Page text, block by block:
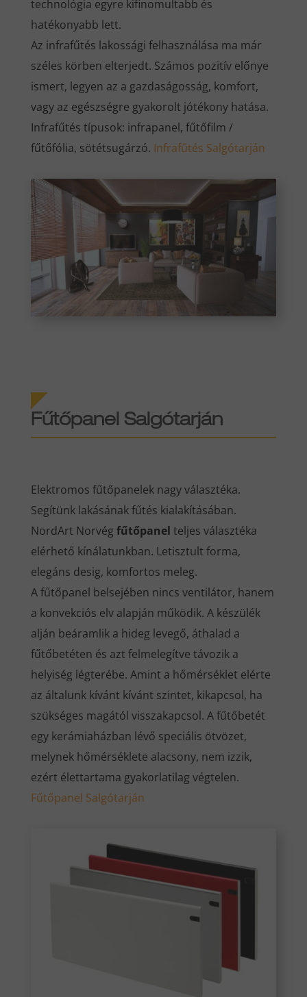
technológia egyre kifinomultabb és
hatékonyabb lett.
Az infrafűtés lakossági felhasználása ma már
széles körben elterjedt. Számos pozitív előnye
ismert, legyen az a gazdaságosság, komfort,
vagy az egészségre gyakorolt jótékony hatása.
Infrafűtés típusok: infrapanel, fűtőfilm /
fűtőfólia, sötétsugárzó. Infrafűtés Salgótarján
Fűtőpanel Salgótarján
Elektromos fűtőpanelek nagy választéka.
Segítünk lakásának fűtés kialakításában.
NordArt Norvég fűtőpanel teljes választéka
elérhető kínálatunkban. Letisztult forma,
elegáns desig, komfortos meleg.
A fűtőpanel belsejében nincs ventilátor, hanem
a konvekciós elv alapján működik. A készülék
alján beáramlik a hideg levegő, áthalad a
fűtőbetéten és azt felmelegítve távozik a
helyiség légterébe. Amint a hőmérséklet elérte
az általunk kívánt kívánt szintet, kikapcsol, ha
szükséges magától visszakapcsol. A fűtőbetét
egy kerámiaházban lévő speciális ötvözet,
melynek hőmérséklete alacsony, nem izzik,
ezért élettartama gyakorlatilag végtelen.
Fűtőpanel Salgótarján